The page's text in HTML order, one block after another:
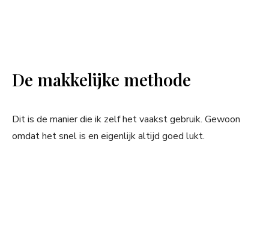
De makkelijke methode
Dit is de manier die ik zelf het vaakst gebruik. Gewoon
omdat het snel is en eigenlijk altijd goed lukt.